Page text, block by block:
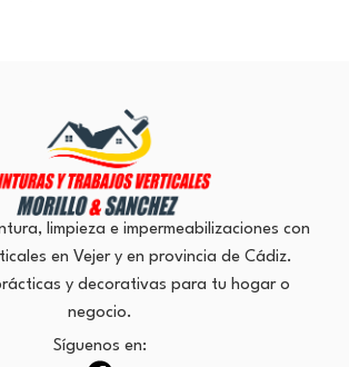
limpieza e impermeabilizaciones con
en Vejer y en provincia de Cádiz.
y decorativas para tu hogar o
negocio.
Síguenos en: